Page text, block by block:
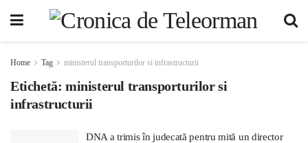
Home Tag ministerul transporturilor si infrastructurii
Etichetă: ministerul transporturilor si
infrastructurii
DNA a trimis în judecată pentru mită un director